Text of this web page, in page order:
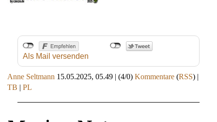
Als Mail versenden
Anne Seltmann 15.05.2025, 05.49 | (4/0) Kommentare (RSS) |
TB | PL